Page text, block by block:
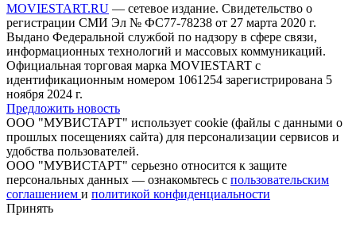
MOVIESTART.RU — сетевое издание. Свидетельство о
регистрации СМИ Эл № ФС77-78238 от 27 марта 2020 г.
Выдано Федеральной службой по надзору в сфере связи,
информационных технологий и массовых коммуникаций.
Официальная торговая марка MOVIESTART с
идентификационным номером 1061254 зарегистрирована 5
ноября 2024 г.
Предложить новость
ООО "МУВИСТАРТ" использует cookie (файлы с данными о
прошлых посещениях сайта) для персонализации сервисов и
удобства пользователей.
ООО "МУВИСТАРТ" серьезно относится к защите
персональных данных — ознакомьтесь с пользовательским
соглашением и политикой конфиденциальности
Принять